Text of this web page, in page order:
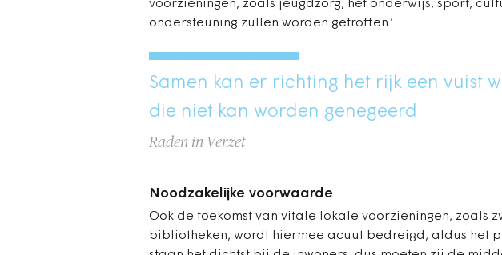
voorzieningen, zoals jeugdzorg, het onderwijs, sport,
ondersteuning zullen worden getroffen.’
Samen kan er richting het rijk een vuist
die niet kan worden genegeerd
Raden in Verzet
Noodzakelijke voorwaarde
Ook de toekomst van vitale lokale voorzieningen, zoals
bibliotheken, wordt hiermee acuut bedreigd, aldus het